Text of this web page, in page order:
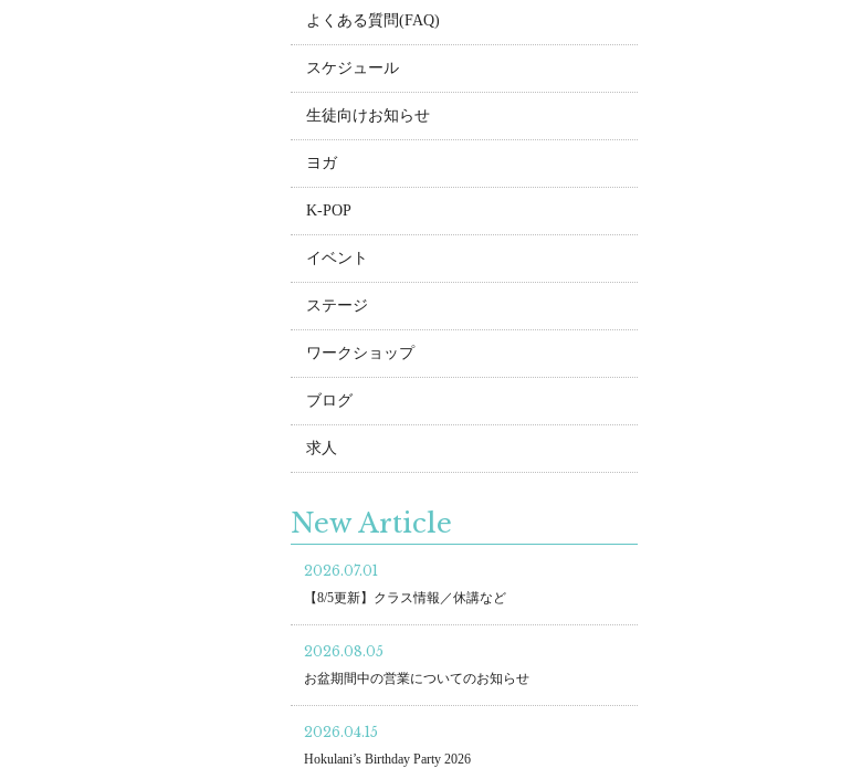
よくある質問(FAQ)
スケジュール
生徒向けお知らせ
ヨガ
K-POP
イベント
ステージ
ワークショップ
ブログ
求人
New Article
2026.07.01
【8/5更新】クラス情報／休講など
2026.08.05
お盆期間中の営業についてのお知らせ
2026.04.15
Hokulani’s Birthday Party 2026